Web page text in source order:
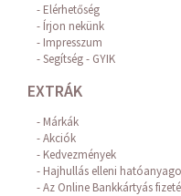
Elérhetőség
Írjon nekünk
Impresszum
Segítség - GYIK
EXTRÁK
Márkák
Akciók
Kedvezmények
Hajhullás elleni
Az Online Bankkártyás